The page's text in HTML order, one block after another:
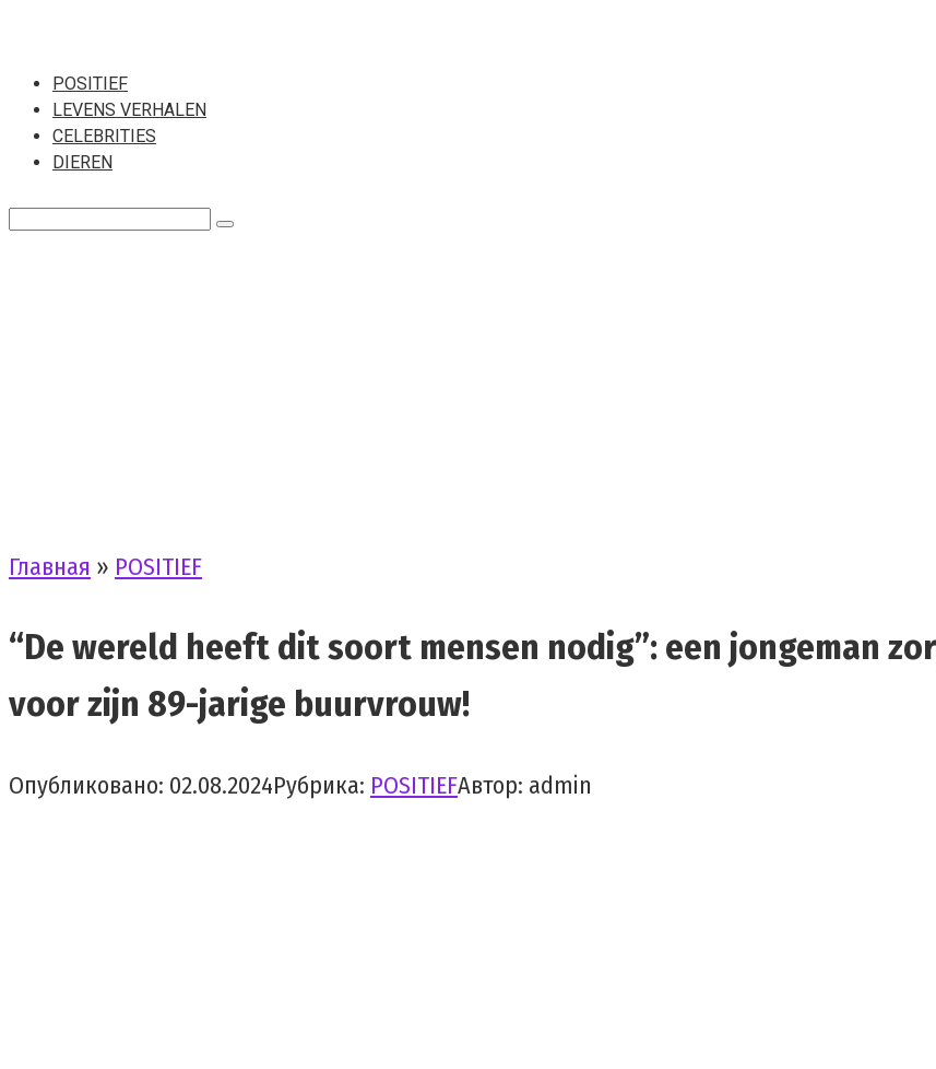
контенту
POSITIEF
LEVENS VERHALEN
CELEBRITIES
DIEREN
Поиск:
Главная » POSITIEF
“De wereld heeft dit soort mensen nodig”: een jongeman
voor zijn 89-jarige buurvrouw!
Опубликовано: 02.08.2024Рубрика: POSITIEFАвтор: admin